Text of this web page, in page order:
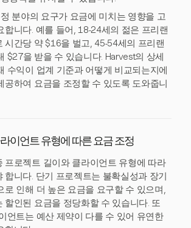
분야의 요구가 요금에 미치는 영향을 고
합니다. 예를 들어, 18-24세의 젊은 프리랜
시간당 약 $16을 벌고, 45-54세의 프리랜
$27을 받을 수 있습니다. Harvest의 상세
수익이 업계 기준과 어떻게 비교되는지에
공하여 요금을 조정할 수 있도록 도와줍니
이언트 유형에 따른 요금 조정
프로젝트 길이와 클라이언트 유형에 따라
합니다. 단기 프로젝트는 불확실성과 장기
로 인해 더 높은 요금을 요구할 수 있으며,
할인된 요금을 정당화할 수 있습니다. 또
언트는 예산 제약이 다를 수 있어 유연한